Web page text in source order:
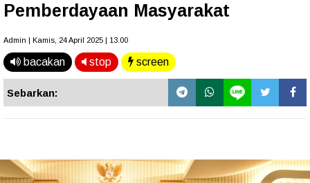
Pemberdayaan Masyarakat
Admin | Kamis, 24 April 2025 | 13.00
bacakan stop screen
Sebarkan: